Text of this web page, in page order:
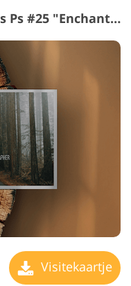
Sjabloon voor visitekaartjes Ps #25 "Enchanted Forest"
Visitekaartje